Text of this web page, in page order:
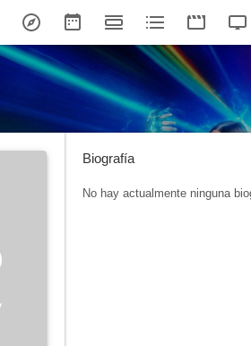
Biografía
No hay actualmente ninguna